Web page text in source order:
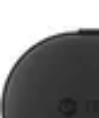
Objets
Connect Belgium